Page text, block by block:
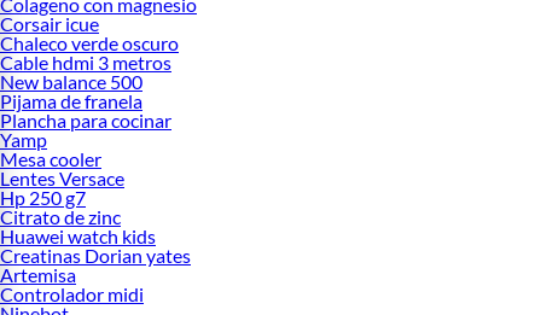
Colageno con magnesio
Corsair icue
Chaleco verde oscuro
Cable hdmi 3 metros
New balance 500
Pijama de franela
Plancha para cocinar
Yamp
Mesa cooler
Lentes Versace
Hp 250 g7
Citrato de zinc
Huawei watch kids
Creatinas Dorian yates
Artemisa
Controlador midi